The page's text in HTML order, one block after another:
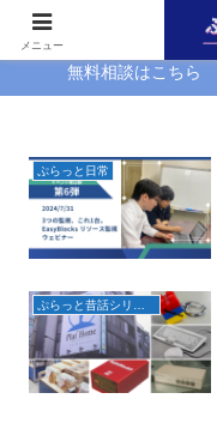
無料相談はこちら
ぷらっと日常
メニュー